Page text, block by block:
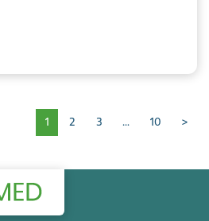
1 2 3 … 10 >